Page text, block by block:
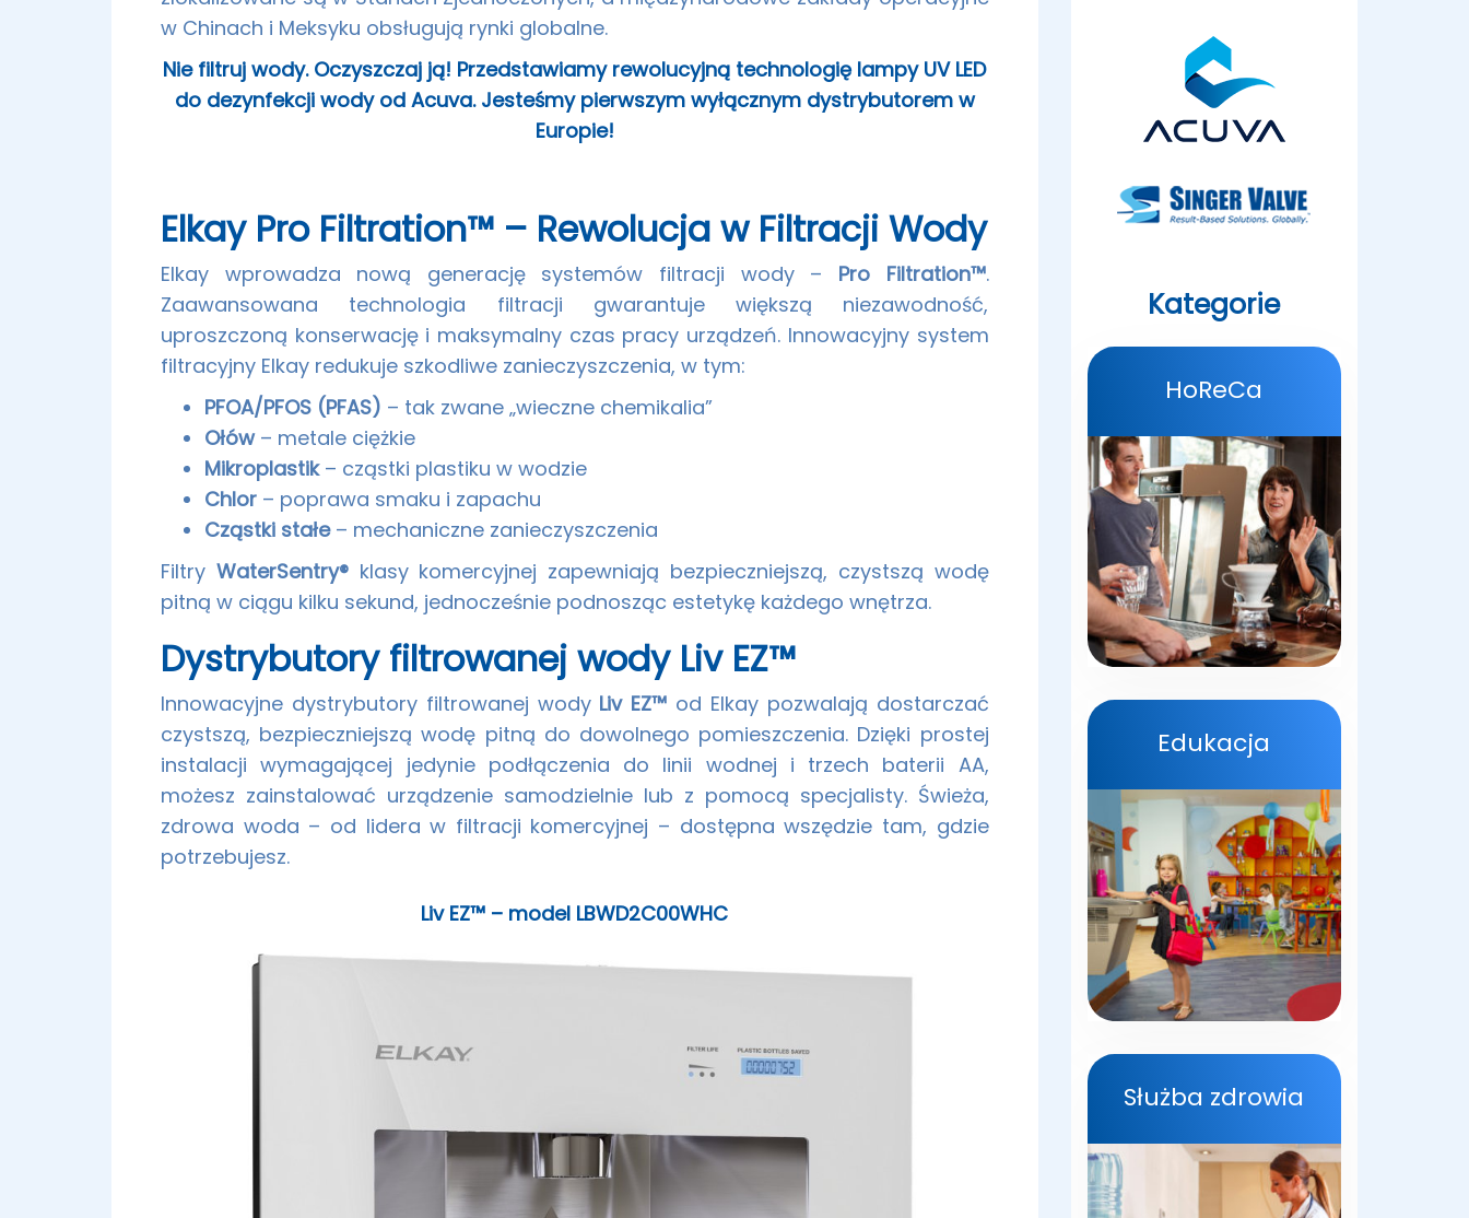
w Chinach i Meksyku obsługują rynki globalne.
Nie filtruj wody. Oczyszczaj ją! Przedstawiamy rewolucyjną technologię lampy UV LED
do dezynfekcji wody od Acuva. Jesteśmy pierwszym wyłącznym dystrybutorem w
Europie!
Elkay Pro Filtration™ – Rewolucja w Filtracji Wody
Elkay wprowadza nową generację systemów filtracji wody – Pro Filtration™.
Zaawansowana technologia filtracji gwarantuje większą niezawodność,
uproszczoną konserwację i maksymalny czas pracy urządzeń. Innowacyjny system
filtracyjny Elkay redukuje szkodliwe zanieczyszczenia, w tym:
PFOA/PFOS (PFAS) – tak zwane „wieczne chemikalia”
Ołów– metale ciężkie
Mikroplastik– cząstki plastiku w wodzie
Chlor – poprawa smaku i zapachu
Cząstki stałe– mechaniczne zanieczyszczenia
Filtry WaterSentry®klasy komercyjnej zapewniają bezpieczniejszą, czystszą wodę
pitną w ciągu kilku sekund, jednocześnie podnosząc estetykę każdego wnętrza.
Dystrybutory filtrowanej wody Liv EZ™
Innowacyjne dystrybutory filtrowanej wody Liv EZ™ od Elkay pozwalają dostarczać
czystszą, bezpieczniejszą wodę pitną do dowolnego pomieszczenia. Dzięki prostej
instalacji wymagającej jedynie podłączenia do linii wodnej i trzech baterii AA,
możesz zainstalować urządzenie samodzielnie lub z pomocą specjalisty. Świeża,
zdrowa woda – od lidera w filtracji komercyjnej – dostępna wszędzie tam, gdzie
potrzebujesz.
Liv EZ™ – model LBWD2C00WHC
Kategorie
HoReCa
Edukacja
Służba zdrowia